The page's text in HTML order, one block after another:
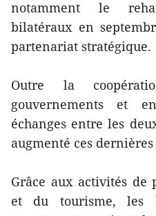
notamment le
bilatéraux en
partenariat stratégique.
Outre la
gouvernements et
échanges entre les
augmenté ces dernières
Grâce aux activités
et du tourisme, les